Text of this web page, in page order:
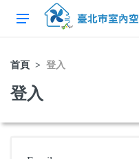
首頁 登入
登入